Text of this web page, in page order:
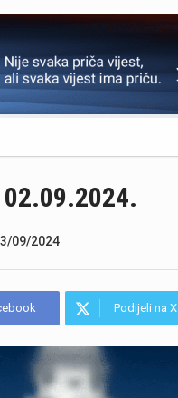
OGLAS
09/2024
Podijeli na X